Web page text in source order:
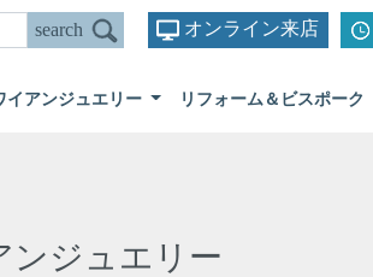
オンライン来店
イアンジュエリー リフォーム＆ビスポーク
ンジュエリー